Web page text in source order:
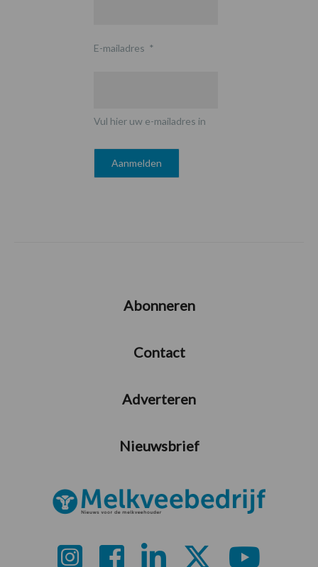
E-mailadres *
Vul hier uw e-mailadres in
Abonneren
Contact
Adverteren
Nieuwsbrief